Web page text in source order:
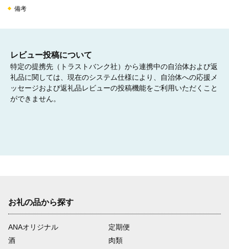
09
自然環境の保全及び緑化の推進事業
備考
レビュー投稿について
特定の提携先（トラストバンク社）から連携中の自治体および返
礼品に関しては、現在のシステム仕様により、自治体への応援メ
ッセージおよび返礼品レビューの投稿機能をご利用いただくこと
ができません。
お礼の品から探す
ANAオリジナル
定期便
酒
肉類